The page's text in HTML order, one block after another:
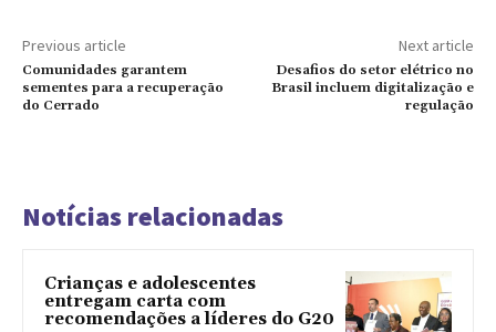
Previous article
Comunidades garantem
sementes para a recuperação
do Cerrado
Next article
Desafios do setor elétrico no
Brasil incluem digitalização e
regulação
Notícias relacionadas
Crianças e adolescentes
entregam carta com
recomendações a líderes do G20